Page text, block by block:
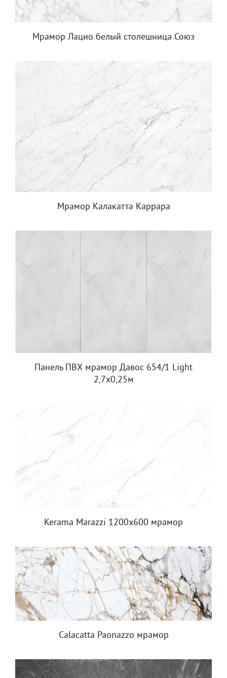
Мрамор Лацио белый столешница Союз
Мрамор Калакатта Каррара
Панель ПВХ мрамор Давос 654/1 Light
2,7х0,25м
Kerama Marazzi 1200х600 мрамор
Calacatta Paonazzo мрамор